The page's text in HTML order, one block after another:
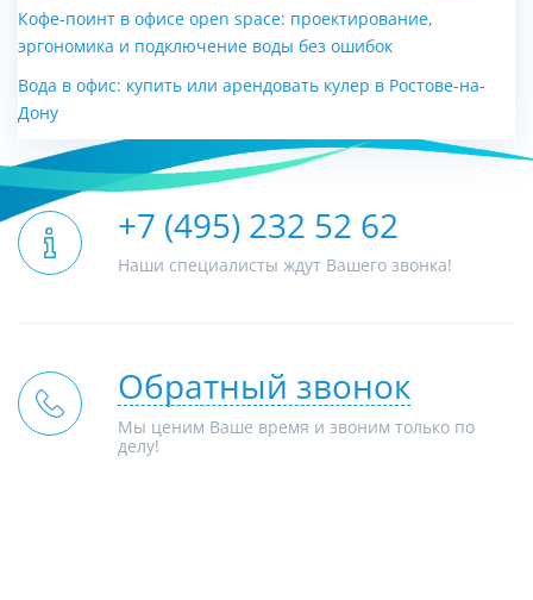
Кофе-поинт в офисе open space: проектирование,
эргономика и подключение воды без ошибок
Вода в офис: купить или арендовать кулер в Ростове-на-
Дону
+7 (495) 232 52 62
Наши специалисты ждут Вашего звонка!
Обратный звонок
Мы ценим Ваше время и звоним только по
делу!